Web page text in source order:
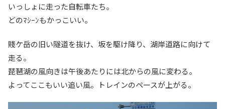
いっしょに走った自転車たち。
どのﾏｼｰﾝもかっこいい。
賤ケ岳の旧い隧道を抜け、坂を駆け降り、湖岸道路に向けて
走る。
琵琶湖の風向きは午後あたりには北からの風に変わる。
よってここもいい追い風。トレインのペースが上がる。